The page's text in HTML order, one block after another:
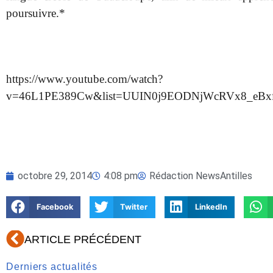
poursuivre.*
https://www.youtube.com/watch?
octobre 29, 2014 4:08 pm Rédaction NewsAntilles
Facebook Twitter LinkedIn
Précédent
ARTICLE PRÉCÉDENT
Derniers actualités